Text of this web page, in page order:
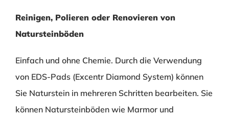
Reinigen, Polieren oder Renovieren von
Natursteinböden
Einfach und ohne Chemie. Durch die Verwendung
von EDS-Pads (Excentr Diamond System) können
Sie Naturstein in mehreren Schritten bearbeiten. Sie
können Natursteinböden wie Marmor und